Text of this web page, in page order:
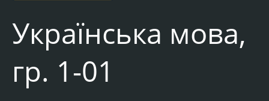
Українська мова,
гр. 1-01